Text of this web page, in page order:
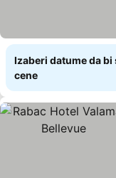
Izaberi datume da
cene